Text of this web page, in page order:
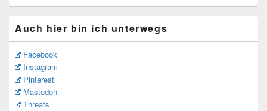
Auch hier bin ich unterwegs
Facebook
Instagram
Pinterest
Mastodon
Threats